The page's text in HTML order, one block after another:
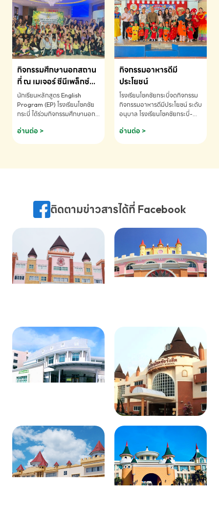
2569 ณ ประเทศสิงคโปร์
INTERNATIONAL
MATHEMATICS AND
MENTAL ARITHMETIC
COMPETITION 2026 - ถ้วย
รางวัลรองชนะเลิศอันดับที่ 2
Mental Arithmetic
Competition K2 - ถ้วยรางวัล
รองชนะเลิศอันดับที่ 2 Mental
K2(Grop) โรงเรียนโชคชัยกระบี่-
สอบถามข้อมูลเพิ่มเติม โทร.
075-691910
กิจกรรมศึกษานอกสถาน
ที่ ณ เมเจอร์ ซีนีเพล็กซ์
ระดับประถมศึกษา (EP.1-
6)
นักเรียนหลักสูตร English
Program (EP) โรงเรียนโชคชัย
กระบี่ ได้ร่วมกิจกรรมศึกษานอก
ชมภาพยนตร์ Toy Story 5
(Soundtrack)เพื่อเสริมทักษะ
ภาษา ผ่านประสบการณ์การเรียนรู้
075-691910
อ่านต่อ >
กิจกรรมอาหารดีมี
ประโยชน์
โรงเรียนโชคชัยกระบี่จดกิจกรรม
กิจกรรมอาหารดีมีประโยชน์ ระดับ
อนุบาล โรงเรียนโชคชัยกระบี่-
075-691910
อ่านต่อ >
ติดตามข่าวสารได้ที่ Facebook